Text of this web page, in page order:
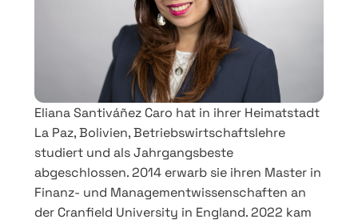
Eliana Santiváñez Caro hat in ihrer Heimatstadt
La Paz, Bolivien, Betriebswirtschaftslehre
studiert und als Jahrgangsbeste
abgeschlossen. 2014 erwarb sie ihren Master in
Finanz- und Managementwissenschaften an
der Cranfield University in England. 2022 kam